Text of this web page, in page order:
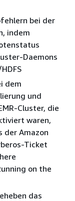
bei der
indem
Daemons
dem
und
Cluster, die
waren,
der Amazon
Ticket
on the
das